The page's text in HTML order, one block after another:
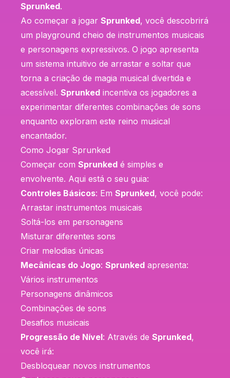
Sprunked.
Ao começar a jogar Sprunked, você descobrirá
um playground cheio de instrumentos musicais
e personagens expressivos. O jogo apresenta
um sistema intuitivo de arrastar e soltar que
torna a criação de magia musical divertida e
acessível. Sprunked incentiva os jogadores a
experimentar diferentes combinações de sons
enquanto exploram este reino musical
encantador.
Como Jogar Sprunked
Começar com Sprunked é simples e
envolvente. Aqui está o seu guia:
Controles Básicos: Em Sprunked, você pode:
Arrastar instrumentos musicais
Soltá-los em personagens
Misturar diferentes sons
Criar melodias únicas
Mecânicas do Jogo: Sprunked apresenta:
Vários instrumentos
Personagens dinâmicos
Combinações de sons
Desafios musicais
Progressão de Nível: Através de Sprunked,
você irá:
Desbloquear novos instrumentos